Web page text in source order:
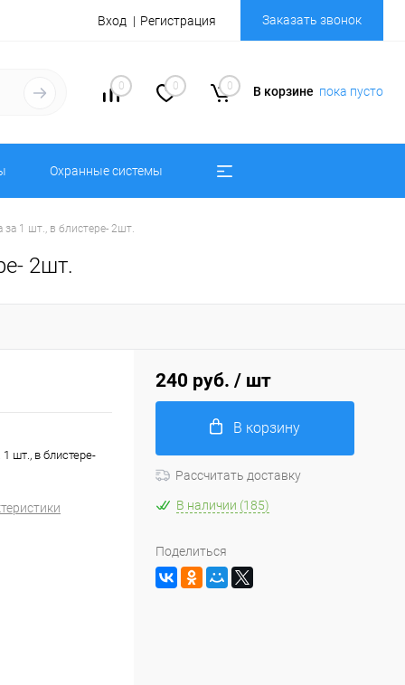
Вход Регистрация Заказать звонок
0 0 0 В корзине пока пусто
Охранные системы
1 шт., в блистере- 2шт.
2шт.
шт., в блистере-
240 руб. / шт
В корзину
Рассчитать доставку
В наличии (185)
Поделиться